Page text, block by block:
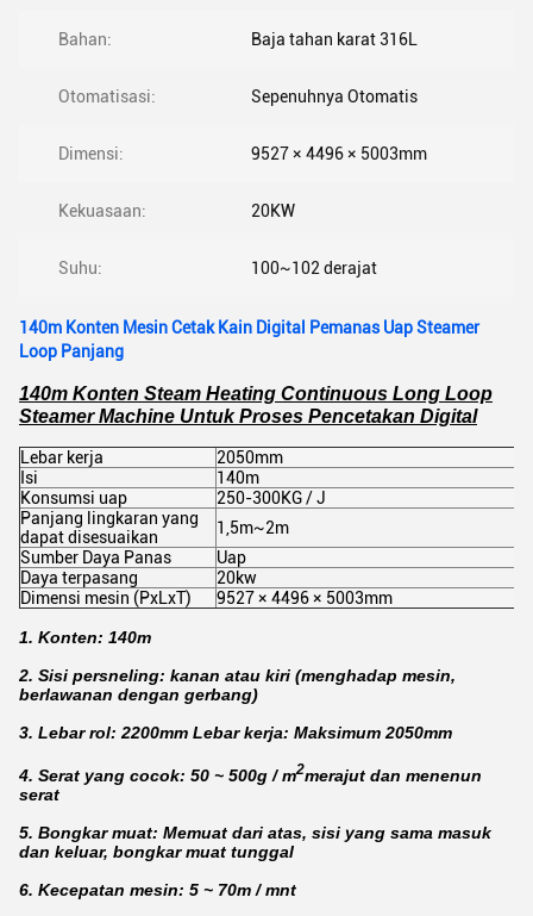
Bahan: Baja tahan karat 316L
Otomatisasi: Sepenuhnya Otomatis
Dimensi: 9527 × 4496 × 5003mm
Kekuasaan: 20KW
Suhu: 100~102 derajat
140m Konten Mesin Cetak Kain Digital Pemanas Uap Steamer
Loop Panjang
140m Konten Steam Heating Continuous Long Loop
Steamer Machine Untuk Proses Pencetakan Digital
Lebar kerja
2050mm
Isi
140m
Konsumsi uap
250-300KG / J
Panjang lingkaran yang
dapat disesuaikan
1,5m~2m
Sumber Daya Panas
Uap
Daya terpasang
20kw
Dimensi mesin (PxLxT)
9527 × 4496 × 5003mm
1. Konten: 140m
2. Sisi persneling: kanan atau kiri (menghadap mesin,
berlawanan dengan gerbang)
3. Lebar rol: 2200mm Lebar kerja: Maksimum 2050mm
4. Serat yang cocok: 50 ~ 500g / m2merajut dan menenun
serat
5. Bongkar muat: Memuat dari atas, sisi yang sama masuk
dan keluar, bongkar muat tunggal
6. Kecepatan mesin: 5 ~ 70m / mnt